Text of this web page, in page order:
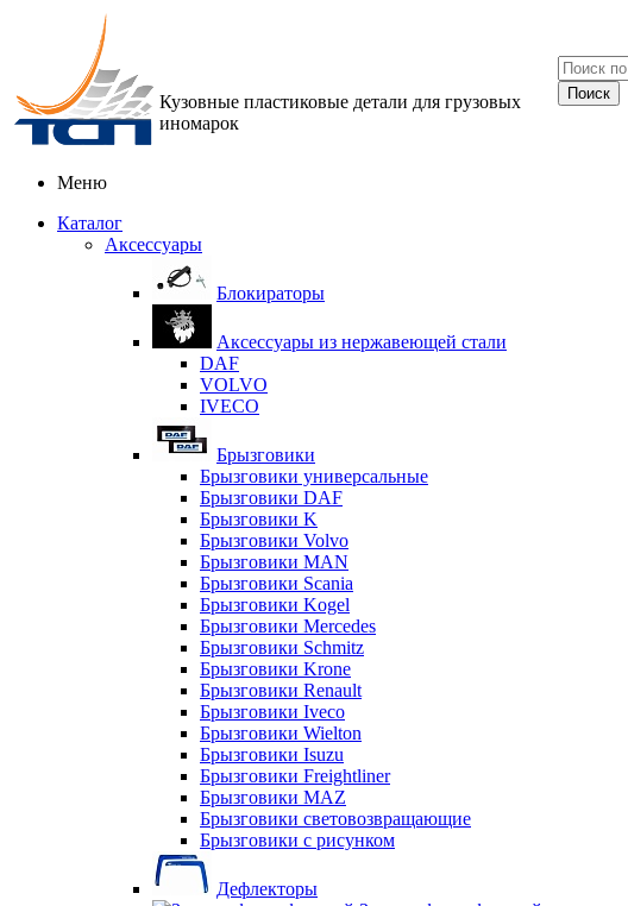
Кузовные пластиковые детали для грузовых
иномарок
Меню
Каталог
Аксессуары
Блокираторы
Аксессуары из нержавеющей стали
DAF
VOLVO
IVECO
Брызговики
Брызговики универсальные
Брызговики DAF
Брызговики K
Брызговики Volvo
Брызговики MAN
Брызговики Scania
Брызговики Kogel
Брызговики Mercedes
Брызговики Schmitz
Брызговики Krone
Брызговики Renault
Брызговики Iveco
Брызговики Wielton
Брызговики Isuzu
Брызговики Freightliner
Брызговики MAZ
Брызговики световозвращающие
Брызговики с рисунком
Дефлекторы